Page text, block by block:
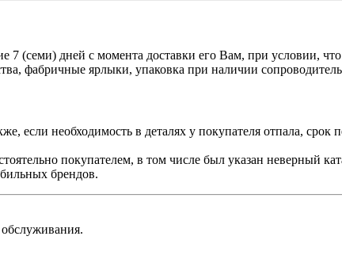
7 (семи) дней с момента доставки его Вам, при условии,
фабричные ярлыки, упаковка при наличии
если необходимость в деталях у покупателя отпала, срок
покупателем, в том числе был указан неверный
брендов.